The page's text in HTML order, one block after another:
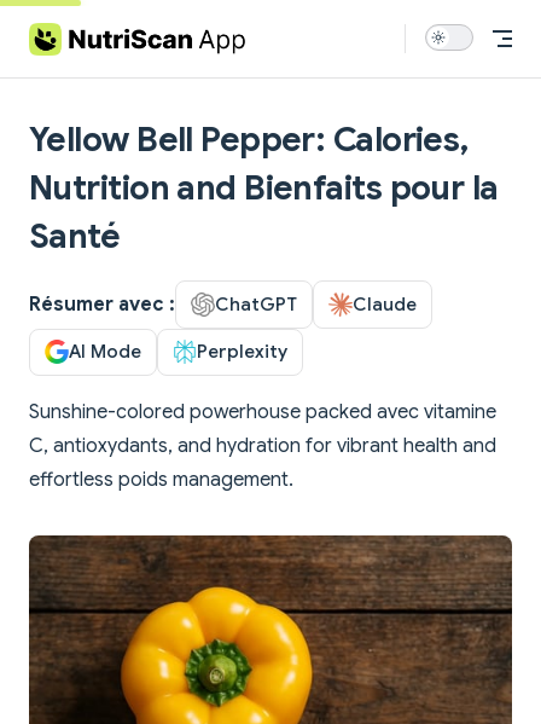
Skip to content
Yellow Bell Pepper: Calories,
Nutrition and Bienfaits pour la
Santé
Résumer avec : ChatGPT Claude
AI Mode Perplexity
Sunshine-colored powerhouse packed avec vitamine
C, antioxydants, and hydration for vibrant health and
effortless poids management.